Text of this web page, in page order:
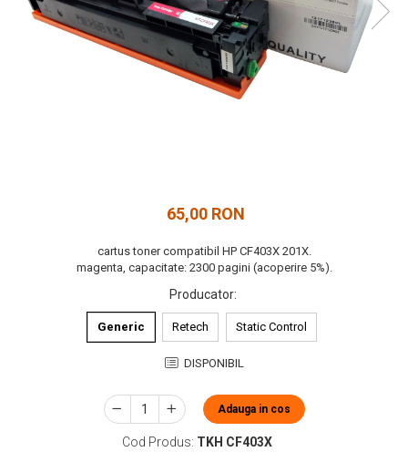
65,00 RON
cartus toner compatibil HP CF403X 201X.
magenta, capacitate: 2300 pagini (acoperire 5%).
Producator:
Generic Retech Static Control
DISPONIBIL
Adauga in cos
Cod Produs: TKH CF403X